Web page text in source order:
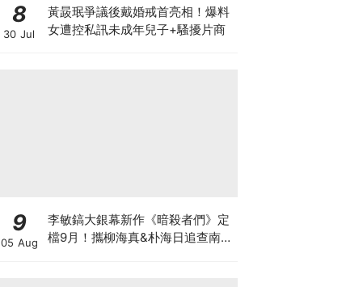
8
30 Jul
黃晸珉爭議後戴婚戒首亮相！爆料
女遭控私訊未成年兒子+騷擾片商
9
05 Aug
李敏鎬大銀幕新作《暗殺者們》定
檔9月！攜柳海真&朴海日追查南韓